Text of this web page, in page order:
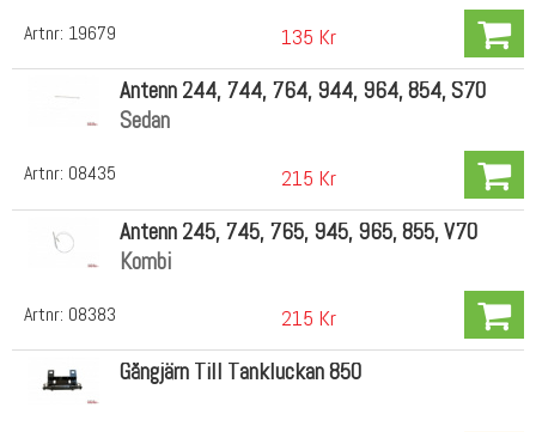
Artnr: 19679 135 Kr
Artnr: 08435
Antenn 244, 744, 764, 944, 964, 854, S70
Sedan
215 Kr
Artnr: 08383
Antenn 245, 745, 765, 945, 965, 855, V70
Kombi
215 Kr
Gångjärn Till Tankluckan 850